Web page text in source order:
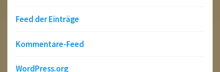
Feed der Einträge
Kommentare-Feed
WordPress.org